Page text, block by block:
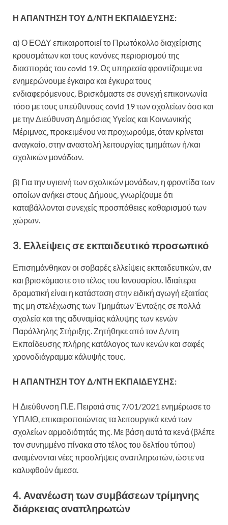
Η ΑΠΑΝΤΗΣΗ ΤΟΥ Δ/ΝΤΗ ΕΚΠΑΙΔΕΥΣΗΣ:
α) Ο ΕΟΔΥ επικαιροποιεί το Πρωτόκολλο διαχείρισης
κρουσμάτων και τους κανόνες περιορισμού της
διασποράς του covid 19. Ως υπηρεσία φροντίζουμε να
ενημερώνουμε έγκαιρα και έγκυρα τους
ενδιαφερόμενους. Βρισκόμαστε σε συνεχή επικοινωνία
τόσο με τους υπεύθυνους covid 19 των σχολείων όσο και
με την Διεύθυνση Δημόσιας Υγείας και Κοινωνικής
Μέριμνας, προκειμένου να προχωρούμε, όταν κρίνεται
αναγκαίο, στην αναστολή λειτουργίας τμημάτων ή/και
σχολικών μονάδων.
β) Για την υγιεινή των σχολικών μονάδων, η φροντίδα των
οποίων ανήκει στους Δήμους, γνωρίζουμε ότι
καταβάλλονται συνεχείς προσπάθειες καθαρισμού των
χώρων.
3. Ελλείψεις σε εκπαιδευτικό προσωπικό
Επισημάνθηκαν οι σοβαρές ελλείψεις εκπαιδευτικών, αν
και βρισκόμαστε στο τέλος του Ιανουαρίου. Ιδιαίτερα
δραματική είναι η κατάσταση στην ειδική αγωγή εξαιτίας
της μη στελέχωσης των Τμημάτων Ένταξης σε πολλά
σχολεία και της αδυναμίας κάλυψης των κενών
Παράλληλης Στήριξης. Ζητήθηκε από τον Δ/ντη
Εκπαίδευσης πλήρης κατάλογος των κενών και σαφές
χρονοδιάγραμμα κάλυψής τους.
Η ΑΠΑΝΤΗΣΗ ΤΟΥ Δ/ΝΤΗ ΕΚΠΑΙΔΕΥΣΗΣ:
Η Διεύθυνση Π.Ε. Πειραιά στις 7/01/2021 ενημέρωσε το
ΥΠΑΙΘ, επικαιροποιώντας τα λειτουργικά κενά των
σχολείων αρμοδιότητάς της. Με βάση αυτά τα κενά (βλέπε
τον συνημμένο πίνακα στο τέλος του δελτίου τύπου)
αναμένονται νέες προσλήψεις αναπληρωτών, ώστε να
καλυφθούν άμεσα.
4. Ανανέωση των συμβάσεων τρίμηνης
διάρκειας αναπληρωτών